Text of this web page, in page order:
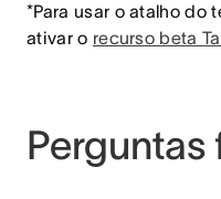
*Para usar o atalho do
ativar o recurso beta
Perguntas